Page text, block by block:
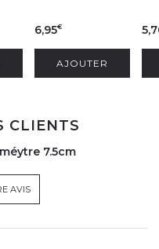
6,95€
AJOUTER
CLIENTS
7.5cm
AVIS